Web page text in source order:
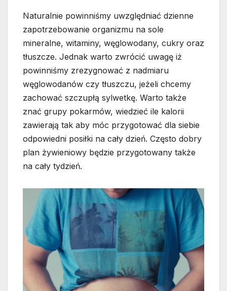
Naturalnie powinniśmy uwzględniać dzienne
zapotrzebowanie organizmu na sole
mineralne, witaminy, węglowodany, cukry oraz
tłuszcze. Jednak warto zwrócić uwagę iż
powinniśmy zrezygnować z nadmiaru
węglowodanów czy tłuszczu, jeżeli chcemy
zachować szczupłą sylwetkę. Warto także
znać grupy pokarmów, wiedzieć ile kalorii
zawierają tak aby móc przygotować dla siebie
odpowiedni posiłki na cały dzień. Często dobry
plan żywieniowy będzie przygotowany także
na cały tydzień.